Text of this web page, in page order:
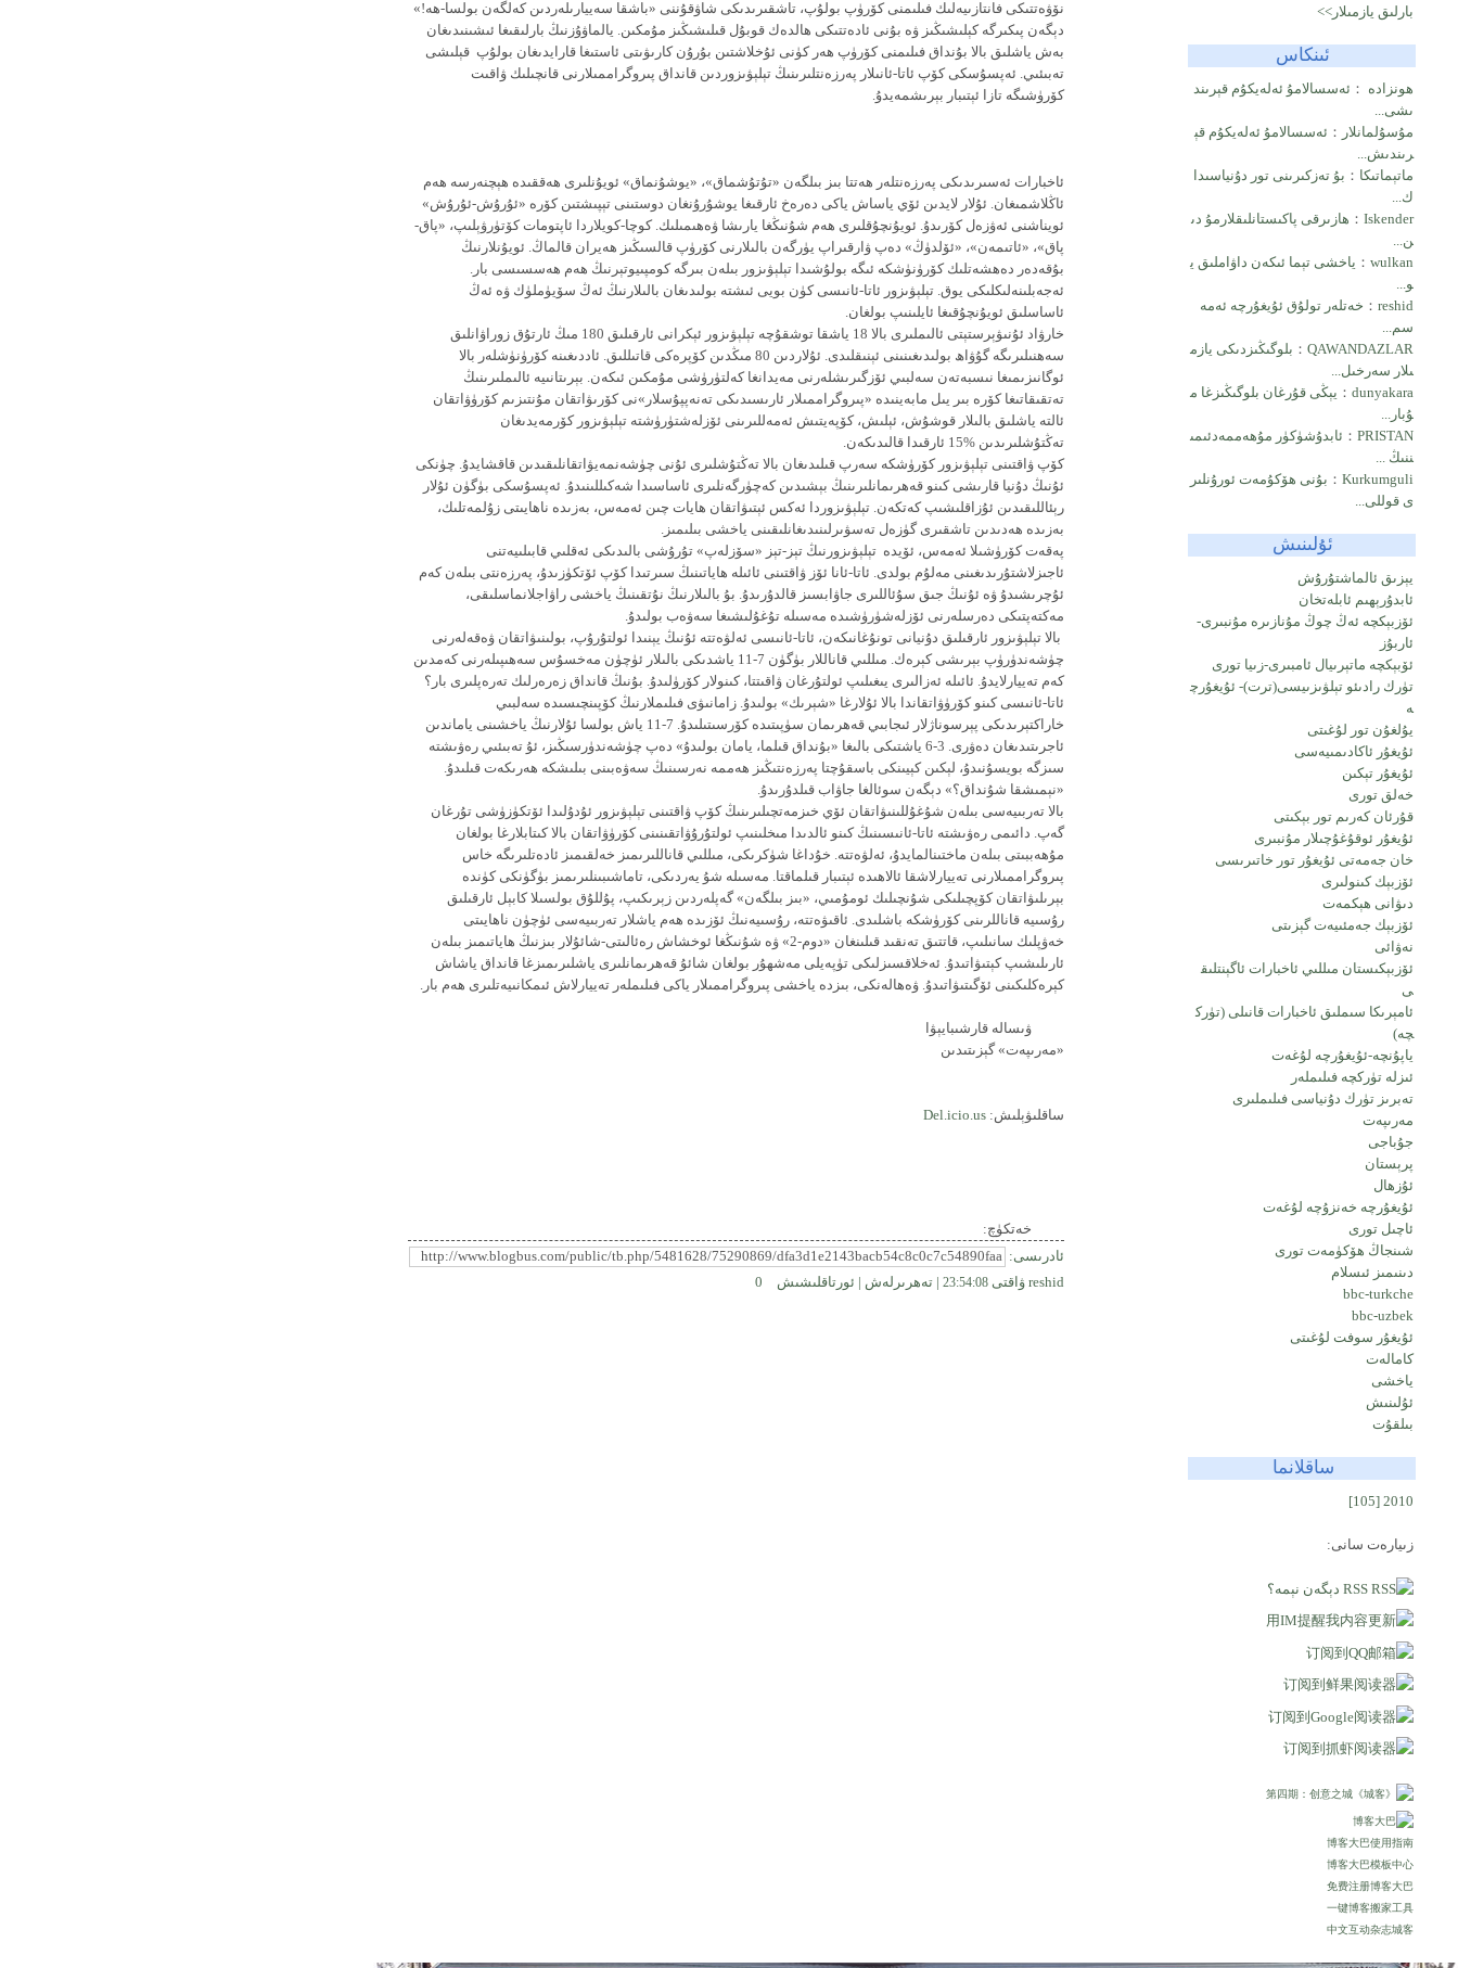
نۆۋەتتىكى فانتازىيەلىك فىلىمنى كۆرۈپ بولۇپ، تاشقىرىدىكى شاۋقۇننى «باشقا سەييارىلەردىن كەلگەن بولسا-ھە!»
دېگەن پىكىرگە كېلىشىڭىز ۋە بۇنى ئادەتتىكى ھالدەك قوبۇل قىلىشىڭىز مۇمكىن. يالماۋۇزنىڭ بارلىقىغا ئىشىنىدىغان
بەش ياشلىق بالا بۇنداق فىلىمنى كۆرۈپ ھەر كۈنى ئۇخلاشتىن بۇرۇن كارىۋىتى ئاستىغا قارايدىغان بولۇپ قېلىشى
تەبىئىي. ئەپسۇسكى كۆپ ئاتا-ئانىلار پەرزەنتلىرىنىڭ تېلېۋىزوردىن قانداق پىروگراممىلارنى قانچىلىك ۋاقىت
كۆرۈشىگە تازا ئېتىبار بېرىشمەيدۇ.
ئاخبارات ئەسىرىدىكى پەرزەنتلەر ھەتتا بىز بىلگەن «تۇتۇشماق»، «يوشۇنماق» ئويۇنلىرى ھەققىدە ھېچنەرسە ھەم
ئاڭلاشمىغان. ئۇلار لايدىن ئۆي ياساش ياكى دەرەخ ئارقىغا يوشۇرۇنغان دوستىنى تېپىشتىن كۆرە «ئۇرۇش-ئۇرۇش»
ئويناشنى ئەۋزەل كۆرىدۇ. ئويۇنچۇقلىرى ھەم شۇنىڭغا يارىشا ۋەھىمىلىك. كوچا-كويلاردا ئاپتومات كۆتۈرۋېلىپ، «پاق-
پاق»، «ئاتىمەن»، «ئۆلدۈڭ» دەپ ۋارقىراپ يۈرگەن بالىلارنى كۆرۈپ قالسىڭىز ھەيران قالماڭ. ئويۇنلارنىڭ
بۇقەدەر دەھشەتلىك كۆرۈنۈشكە ئىگە بولۇشىدا تېلېۋىزور بىلەن بىرگە كومپىيوتېرنىڭ ھەم ھەسسىسى بار.
ئەجەبلىنەلىكلىكى يوق. تېلېۋىزور ئاتا-ئانىسى كۈن بويى ئىشتە بولىدىغان بالىلارنىڭ ئەڭ سۆيۈملۈك ۋە ئەڭ
ئاساسلىق ئويۇنچۇقىغا ئايلىنىپ بولغان.
خارۋاد ئۇنىۋېرستېتى ئالىملىرى بالا 18 ياشقا توشقۇچە تېلېۋىزور ئېكرانى ئارقىلىق 180 مىڭ ئارتۇق زوراۋانلىق
سەھنىلىرىگە گۇۋاھ بولىدىغىنىنى ئېنىقلىدى. ئۇلاردىن 80 مىڭدىن كۆپرەكى قاتىللىق. ئاددىغىنە كۆرۈنۈشلەر بالا
ئوگانىزىمىغا نىسبەتەن سەلبىي ئۆزگىرىشلەرنى مەيدانغا كەلتۈرۈشى مۇمكىن ئىكەن. بېرىتانىيە ئالىملىرىنىڭ
تەتقىقاتىغا كۆرە بىر يىل مابەينىدە «پىروگراممىلار ئارىسىدىكى تەنەپپۇسلار»نى كۆرىۋاتقان مۇنتىزىم كۆرۈۋاتقان
ئالتە ياشلىق بالىلار قوشۇش، ئېلىش، كۆپەيتىش ئەمەللىرىنى ئۆزلەشتۈرۈشتە تېلېۋىزور كۆرمەيدىغان
تەڭتۇشلىرىدىن %15 ئارقىدا قالىدىكەن.
كۆپ ۋاقتىنى تېلېۋىزور كۆرۈشكە سەرپ قىلىدىغان بالا تەڭتۇشلىرى ئۇنى چۈشەنمەيۋاتقانلىقىدىن قاقشايدۇ. چۈنكى
ئۇنىڭ دۇنيا قارىشى كىنو قەھرىمانلىرىنىڭ بېشىدىن كەچۈرگەنلىرى ئاساسىدا شەكىللىنىدۇ. ئەپسۇسكى بۈگۈن ئۇلار
رېئاللىقىدىن ئۇزاقلىشىپ كەتكەن. تېلېۋىزوردا ئەكس ئېتىۋاتقان ھايات چىن ئەمەس، بەزىدە ناھايىتى زۇلمەتلىك،
بەزىدە ھەدىدىن تاشقىرى گۈزەل تەسۋىرلىنىدىغانلىقىنى ياخشى بىلىمىز.
پەقەت كۆرۈشىلا ئەمەس، ئۆيدە تېلېۋىزورنىڭ تېز-تېز «سۆزلەپ» تۇرۇشى بالىدىكى ئەقلىي قابىلىيەتنى
ئاجىزلاشتۇرىدىغىنى مەلۇم بولدى. ئاتا-ئانا ئۆز ۋاقتىنى ئائىلە ھاياتىنىڭ سىرتىدا كۆپ ئۆتكۈزىدۇ، پەرزەنتى بىلەن كەم
ئۇچرىشىدۇ ۋە ئۇنىڭ جىق سۇئاللىرى جاۋابسىز قالدۇرىدۇ. بۇ بالىلارنىڭ نۇتقىنىڭ ياخشى راۋاجلانماسلىقى،
مەكتەپتىكى دەرسلەرنى ئۆزلەشۈرۈشىدە مەسىلە تۇغۇلىشىغا سەۋەب بولىدۇ.
بالا تېلېۋىزور ئارقىلىق دۇنيانى تونۇغانىكەن، ئاتا-ئانىسى ئەلۋەتتە ئۇنىڭ يېنىدا ئولتۇرۇپ، بولىنىۋاتقان ۋەقەلەرنى
چۈشەندۈرۈپ بېرىشى كېرەك. مىللىي قاناللار بۈگۈن 7-11 ياشدىكى بالىلار ئۈچۈن مەخسۇس سەھىپىلەرنى كەمدىن
كەم تەييارلايدۇ. ئائىلە ئەزالىرى يىغىلىپ ئولتۇرغان ۋاقىتتا، كىنولار كۆرۈلىدۇ. بۇنىڭ قانداق زەرەرلىك تەرەپلىرى بار؟
ئاتا-ئانىسى كىنو كۆرۈۋاتقاندا بالا ئۇلارغا «شېرىك» بولىدۇ. زامانىۋى فىلىملارنىڭ كۆپىنچىسىدە سەلبىي
خاراكتېرىدىكى پېرسوناژلار ئىجابىي قەھرىمان سۈپىتىدە كۆرسىتىلىدۇ. 7-11 ياش بولسا ئۇلارنىڭ ياخشىنى ياماندىن
ئاجرىتىدىغان دەۋرى. 3-6 ياشتىكى بالىغا «بۇنداق قىلما، يامان بولىدۇ» دەپ چۈشەندۈرسىڭىز، ئۇ تەبىئىي رەۋىشتە
سىزگە بويسۇنىدۇ، لېكىن كېيىنكى باسقۇچتا پەرزەنتىڭىز ھەممە نەرسىنىڭ سەۋەبىنى بىلىشكە ھەرىكەت قىلىدۇ.
«نېمىشقا شۇنداق؟» دېگەن سوئالغا جاۋاب قىلدۇرىدۇ.
بالا تەربىيەسى بىلەن شۇغۇللىنىۋاتقان ئۆي خىزمەتچىلىرىنىڭ كۆپ ۋاقتىنى تېلېۋىزور ئۇدۇلىدا ئۆتكۈزۈشى تۇرغان
گەپ. دائىمى رەۋىشتە ئاتا-ئانىسىنىڭ كىنو ئالدىدا مىخلىنىپ ئولتۇرۇۋاتقىنىنى كۆرۈۋاتقان بالا كىتابلارغا بولغان
مۇھەببىتى بىلەن ماختىنالمايدۇ، ئەلۋەتتە. خۇداغا شۈكرىكى، مىللىي قاناللىرىمىز خەلقىمىز ئادەتلىرىگە خاس
پىروگراممىلارنى تەييارلاشقا ئالاھىدە ئېتىبار قىلماقتا. مەسىلە شۇ يەردىكى، تاماشىبىنلىرىمىز بۈگۈنكى كۈندە
بېرىلىۋاتقان كۆپچىلىكى شۇنچىلىك ئومۇمىي، «بىز بىلگەن» گەپلەردىن زېرىكىپ، پۇللۇق بولسىلا كابېل ئارقىلىق
رۇسىيە قاناللرىنى كۆرۈشكە باشلىدى. ئاقىۋەتتە، رۇسىيەنىڭ ئۆزىدە ھەم ياشلار تەربىيەسى ئۈچۈن ناھايىتى
خەۋپلىك سانىلىپ، قاتتىق تەنقىد قىلىنغان «دوم-2» ۋە شۇنىڭغا ئوخشاش رەئالىتى-شائۇلار بىزنىڭ ھاياتىمىز بىلەن
ئارىلىشىپ كېتىۋاتىدۇ. ئەخلاقسىزلىكى تۈپەيلى مەشھۇر بولغان شائۇ قەھرىمانلىرى ياشلىرىمىزغا قانداق ياشاش
كېرەكلىكىنى ئۆگىتىۋاتىدۇ. ۋەھالەنكى، بىزدە ياخشى پىروگراممىلار ياكى فىلىملەر تەييارلاش ئىمكانىيەتلىرى ھەم بار.
ۋىسالە قارشىبايېۋا
«مەرىپەت» گېزىتىدىن
ساقلىۋېلىش: Del.icio.us
خەتكۈچ:
ئادرىسى:
reshid ۋاقتى 23:54:08 تەھرىرلەش ئورتاقلىشىش
بارلىق يازمىلار>>
ئىنكاس
ھونزادە ： ئەسسالامۇ ئەلەيكۇم قېرىند
ىشى...
مۇسۇلمانلار
： ئەسسالامۇ ئەلەيكۇم قې
رىندىش...
ماتېماتىكا ： بۇ تەزكىرىنى تور دۇنياسىدا
ك...
Iskender
： ھازىرقى پاكىستانلىقلارمۇ دى
ن...
wulkan
： ياخشى تېما ئىكەن داۋاملىق ي
و...
reshid
： خەتلەر تولۇق ئۇيغۇرچە ئەمە
سم...
QAWANDAZLAR
： بلوگىڭىزدىكى يازم
ىلار سەرخىل...
dunyakara
： يېڭى قۇرغان بلوگىڭىزغا م
ۇبار...
PRISTAN
： ئابدۇشۈكۈر مۇھەممەدئىمى
ننىڭ ...
Kurkumguli
： بۇنى ھۆكۇمەت ئورۇنلىر
ى قوللى...
ئۇلىنىش
يېزىق ئالماشتۇرۇش
ئابدۇرېھىم ئابلەتخان
ئۆزبېكچە ئەڭ چوڭ مۇنازىرە مۇنبىرى-
ئاربۇز
ئۆبېكچە ماتېرىيال ئامبىرى-زىيا تورى
تۈرك رادىئو تېلۋىزىيسى(ترت)- ئۇيغۇرچ
ە
يۇلغۇن تور لۇغىتى
ئۇيغۇر ئاكادىمىيەسى
ئۇيغۇر تېكىن
خەلق تورى
قۇرئان كەرىم تور بېكىتى
ئۇيغۇر ئوقۇغۇچىلار مۇنبىرى
خان جەمەتى ئۇيغۇر تور خاتىرىسى
ئۆزبېك كىنولىرى
دىۋانى ھېكمەت
ئۆزبېك جەمئىيەت گېزىتى
نەۋائى
ئۆزبېكىستان مىللىي ئاخبارات ئاگېنتلىق
ى
ئامېرىكا سىملىق ئاخبارات قانىلى (تۈرك
چە)
ياپۇنچە-ئۇيغۇرچە لۇغەت
ئىزلە تۈركچە فىلىملەر
تەبرىز تۈرك دۇنياسى فىلىملىرى
مەرىپەت
جۇباجى
پرېستان
ئۇزھال
ئۇيغۇرچە خەنزۇچە لۇغەت
ئاچىل تورى
شىنجاڭ ھۆكۈمەت تورى
دىنىمىز ئىسلام
bbc-turkche
bbc-uzbek
ئۇيغۇر سوفت لۇغىتى
كامالەت
ياخشى
ئۇلىنىش
بىلقۇت
ساقلانما
2010
[105]
زىيارەت سانى:
RSS دېگەن نېمە؟
博客大巴使用指南
博客大巴模板中心
免费注册博客大巴
一键博客搬家工具
中文互动杂志城客